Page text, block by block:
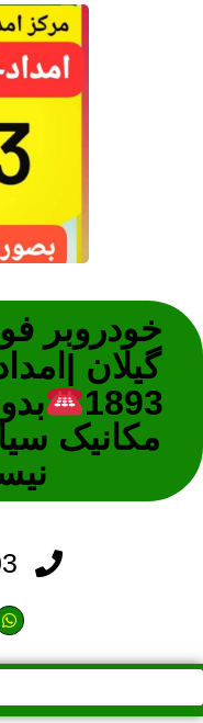
خودروبر
گیلان
1893
مکانیک